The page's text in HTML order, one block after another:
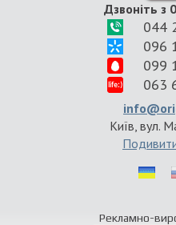
Дзвоніть з
044
096
099
063
Київ, вул.
Рекламно-